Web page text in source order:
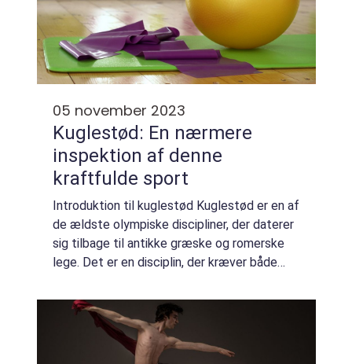
05 november 2023
Kuglestød: En nærmere
inspektion af denne
kraftfulde sport
Introduktion til kuglestød Kuglestød er en af
de ældste olympiske discipliner, der daterer
sig tilbage til antikke græske og romerske
lege. Det er en disciplin, der kræver både
støde en tunge kugle så langt ...